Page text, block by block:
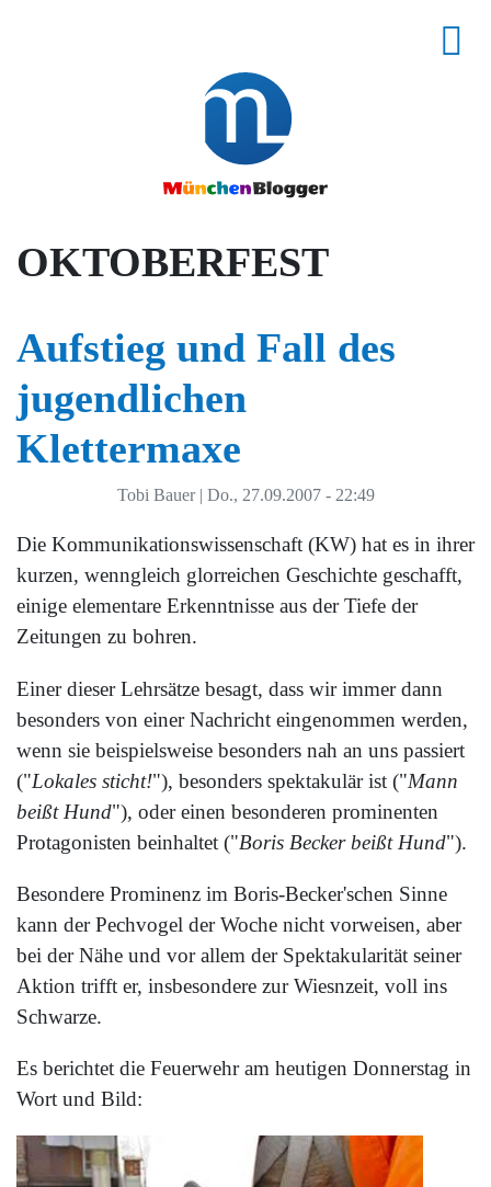
OKTOBERFEST
Aufstieg und Fall des
jugendlichen
Klettermaxe
Tobi Bauer | Do., 27.09.2007 - 22:49
Die Kommunikationswissenschaft (KW) hat es in ihrer
kurzen, wenngleich glorreichen Geschichte geschafft,
einige elementare Erkenntnisse aus der Tiefe der
Zeitungen zu bohren.
Einer dieser Lehrsätze besagt, dass wir immer dann
besonders von einer Nachricht eingenommen werden,
wenn sie beispielsweise besonders nah an uns passiert
("Lokales sticht!"), besonders spektakulär ist ("Mann
beißt Hund"), oder einen besonderen prominenten
Protagonisten beinhaltet ("Boris Becker beißt Hund").
Besondere Prominenz im Boris-Becker'schen Sinne
kann der Pechvogel der Woche nicht vorweisen, aber
bei der Nähe und vor allem der Spektakularität seiner
Aktion trifft er, insbesondere zur Wiesnzeit, voll ins
Schwarze.
Es berichtet die Feuerwehr am heutigen Donnerstag in
Wort und Bild: